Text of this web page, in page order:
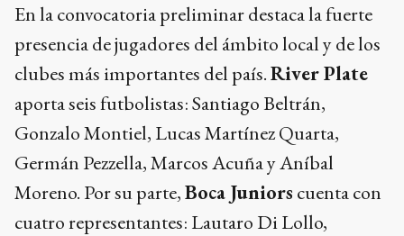
En la convocatoria preliminar destaca la fuerte
presencia de jugadores del ámbito local y de los
clubes más importantes del país.River Plate
aporta seis futbolistas: Santiago Beltrán,
Gonzalo Montiel, Lucas Martínez Quarta,
Germán Pezzella, Marcos Acuña y Aníbal
Moreno. Por su parte,Boca Juniors cuenta con
cuatro representantes: Lautaro Di Lollo,